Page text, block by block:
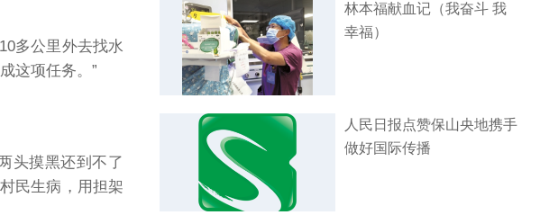
多公里外去找水
这项任务。”
头摸黑还到不了
民生病，用担架
林本福献血记（我奋斗 我
幸福）
人民日报点赞保山央地携手
做好国际传播